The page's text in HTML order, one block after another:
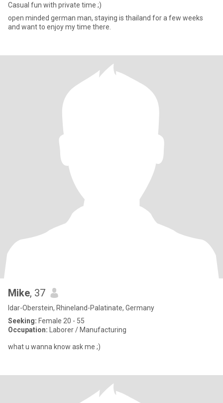
Casual fun with private time ;)
open minded german man, staying is thailand for a few weeks
and want to enjoy my time there.
Mike, 37
Idar-Oberstein, Rhineland-Palatinate, Germany
Seeking: Female 20 - 55
Occupation: Laborer / Manufacturing
what u wanna know ask me ;)